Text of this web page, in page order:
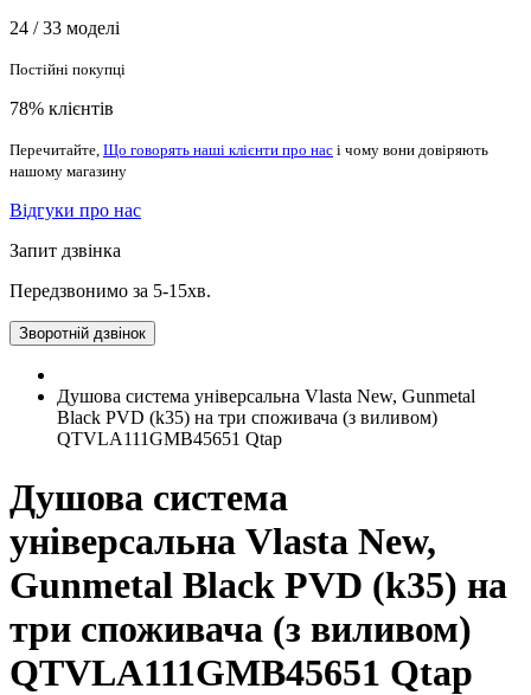
24 / 33 моделі
Постійні покупці
78% клієнтів
Перечитайте, Що говорять наші клієнти про нас і чому вони довіряють
нашому магазину
Відгуки про нас
Запит дзвінка
Передзвонимо за 5-15хв.
Зворотній дзвінок
Душова система універсальна Vlasta New, Gunmetal
Black PVD (k35) на три споживача (з виливом)
QTVLA111GMB45651 Qtap
Душова система
універсальна Vlasta New,
Gunmetal Black PVD (k35) на
три споживача (з виливом)
QTVLA111GMB45651 Qtap